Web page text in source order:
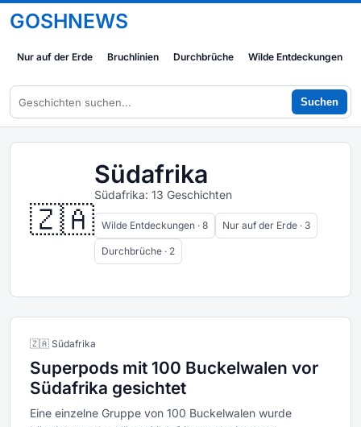
GOSHNEWS
Nur auf der Erde Bruchlinien Durchbrüche Wilde Entdeckungen
Suchen
🇿🇦
Südafrika
Südafrika: 13 Geschichten
Wilde Entdeckungen · 8 Nur auf der Erde · 3
Durchbrüche · 2
🇿🇦 Südafrika
Superpods mit 100 Buckelwalen vor
Südafrika gesichtet
Eine einzelne Gruppe von 100 Buckelwalen wurde